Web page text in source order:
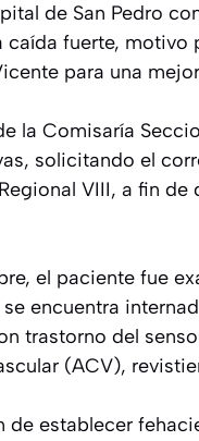
de San Pedro
fuerte,
para una
la Comisaría
solicitando el
VIII, a fin
el paciente fue
encuentra
trastorno del
(ACV),
de establecer